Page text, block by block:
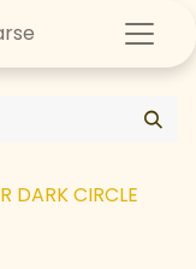
DARK CIRCLE